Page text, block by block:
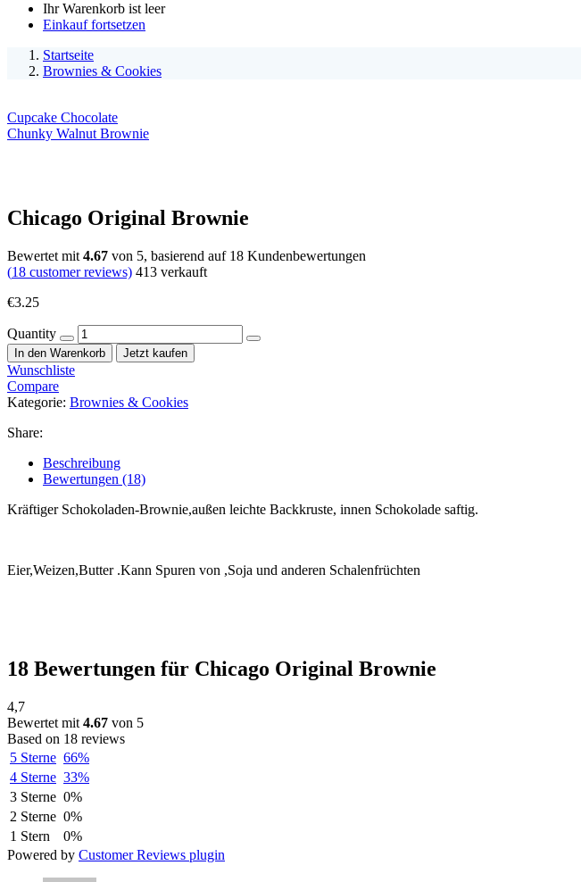
Ihr Warenkorb ist leer
Einkauf fortsetzen
Startseite
Brownies & Cookies
Cupcake Chocolate
Chunky Walnut Brownie
Chicago Original Brownie
Bewertet mit 4.67 von 5, basierend auf 18 Kundenbewertungen
(18 customer reviews) 413 verkauft
€3.25
Quantity
In den Warenkorb Jetzt kaufen
Wunschliste
Compare
Kategorie: Brownies & Cookies
Share:
Beschreibung
Bewertungen (18)
Kräftiger Schokoladen-Brownie,außen leichte Backkruste, innen Schokolade saftig.
Eier,Weizen,Butter .Kann Spuren von ,Soja und anderen Schalenfrüchten
18 Bewertungen für Chicago Original Brownie
4,7
Bewertet mit 4.67 von 5
Based on 18 reviews
5 Sterne 66%
4 Sterne 33%
3 Sterne 0%
2 Sterne 0%
1 Stern
0%
Powered by Customer Reviews plugin